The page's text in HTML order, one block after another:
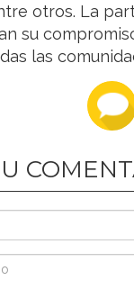
otros. La
su
las